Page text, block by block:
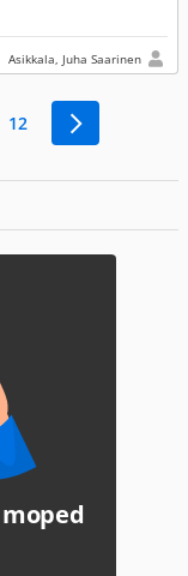
Asikkala, Juha Saarinen
12